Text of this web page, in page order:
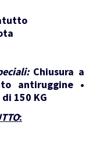
Chiusura a
antiruggine •
150 KG
: